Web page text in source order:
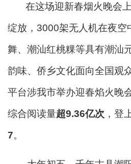
在这场迎新春烟火晚会
绽放，3000架无人机在夜空
舞、潮汕红桃粿等具有潮汕
韵味、侨乡文化面向全国观
平台涉我市举办迎春焰火晚
综合阅读量超9.36亿次 ，登
7。